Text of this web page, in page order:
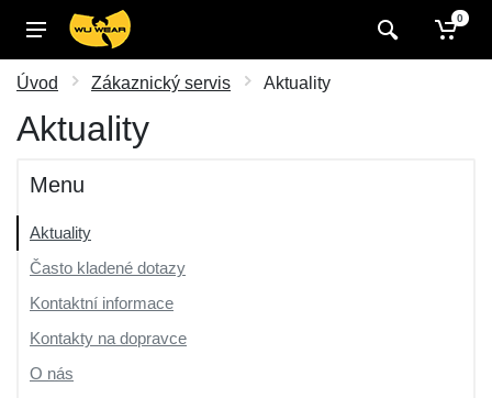
0
Úvod Zákaznický servis Aktuality
Aktuality
Menu
Aktuality
Často kladené dotazy
Kontaktní informace
Kontakty na dopravce
O nás